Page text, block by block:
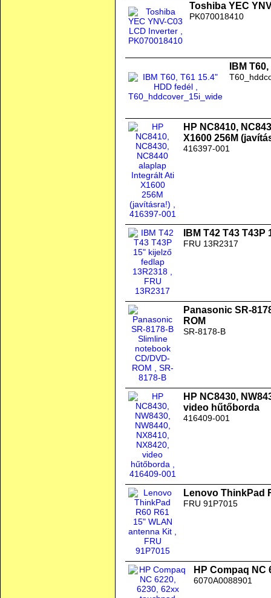
Toshiba YEC
PK070018410
IBM
HP NC8410,
X1600 256M
416397-001
IBM T42 T43
FRU 13R2317
Panasonic SR-
ROM
SR-8178-B
HP NC8430,
video hűtőborda
416409-001
Lenovo ThinkPad
FRU 91P7015
HP Compaq NC
6070A0088901